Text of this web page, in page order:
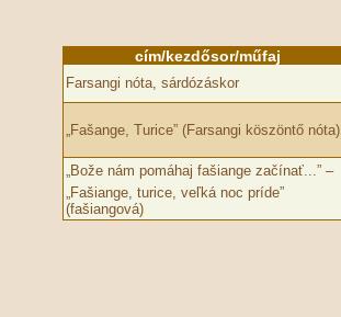
cím/kezdősor/műfaj
Farsangi nóta, sárdózáskor
„Fašange, Turice” (Farsangi köszöntő nóta)
„Bože nám pomáhaj fašiange začínať...” –
„Fašiange, turice, veľká noc príde”
(fašiangová)